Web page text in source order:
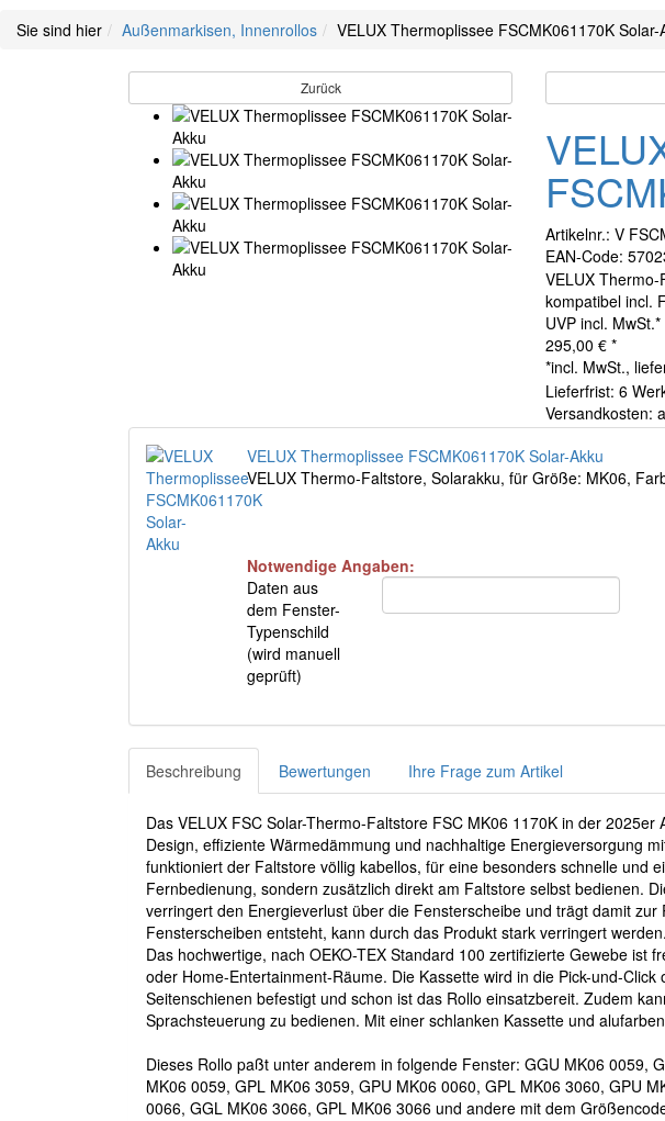
Sie sind hier
Außenmarkisen, Innenrollos VELUX Thermoplissee FSCMK061170K Solar-
Zurück
Artikelnr.: V
EAN-Code:
VELUX
kompatibel incl.
UVP incl.
295,00 € *
*incl. MwSt.,
Lieferfrist: 6
Versandkosten:
VELUX Thermoplissee FSCMK061170K Solar-Akku
VELUX Thermo-Faltstore, Solarakku, für Größe: MK06,
Notwendige Angaben:
Daten aus
dem Fenster-
Typenschild
(wird manuell
geprüft)
Beschreibung Bewertungen Ihre Frage zum Artikel
Das VELUX FSC Solar-Thermo-Faltstore FSC MK06 1170K in der
Design, effiziente Wärmedämmung und nachhaltige Energieversorgung
funktioniert der Faltstore völlig kabellos, für eine besonders schnelle und
Fernbedienung, sondern zusätzlich direkt am Faltstore selbst bedienen.
verringert den Energieverlust über die Fensterscheibe und trägt damit
Fensterscheiben entsteht, kann durch das Produkt stark verringert werden.
Das hochwertige, nach OEKO-TEX Standard 100 zertifizierte Gewebe
oder Home-Entertainment-Räume. Die Kassette wird in die Pick-und-
Seitenschienen befestigt und schon ist das Rollo einsatzbereit. Zudem
Sprachsteuerung zu bedienen. Mit einer schlanken Kassette und
Dieses Rollo paßt unter anderem in folgende Fenster: GGU MK06 0059,
MK06 0059, GPL MK06 3059, GPU MK06 0060, GPL MK06 3060, GPU
0066, GGL MK06 3066, GPL MK06 3066 und andere mit dem